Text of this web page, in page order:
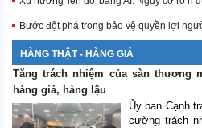
Bước đột phá trong bảo vệ quyền lợi
HÀNG THẬT - HÀNG GIẢ
Tăng trách nhiệm của sàn thương
hàng giả, hàng lậu
Ủy ban Cạnh
cường trách